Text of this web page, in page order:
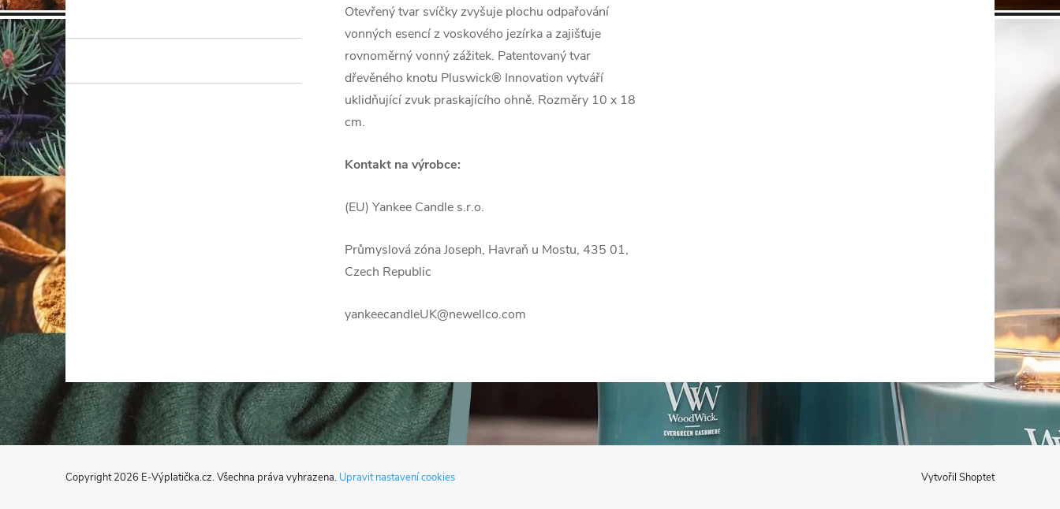
Otevřený tvar svíčky zvyšuje plochu odpařování
vonných esencí z voskového jezírka a zajišťuje
rovnoměrný vonný zážitek. Patentovaný tvar
dřevěného knotu Pluswick® Innovation vytváří
uklidňující zvuk praskajícího ohně. Rozměry 10 x 18
cm.
Kontakt na výrobce:
(EU) Yankee Candle s.r.o.
Průmyslová zóna Joseph, Havraň u Mostu, 435 01,
Czech Republic
yankeecandleUK@newellco.com
Vytvořil Shoptet
Copyright 2026 E-Výplatička.cz. Všechna práva vyhrazena. Upravit nastavení cookies